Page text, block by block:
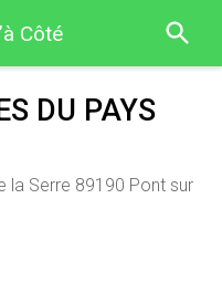
Côté
DU PAYS
la Serre 89190 Pont sur